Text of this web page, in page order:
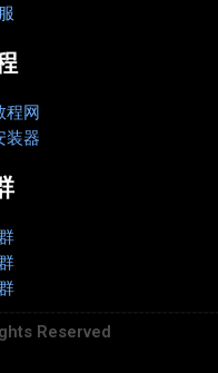
程网
装器
Reserved